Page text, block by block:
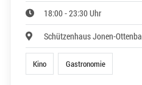
18:00 - 23:30 Uhr
Schützenhaus Jonen-
Kino Gastronomie